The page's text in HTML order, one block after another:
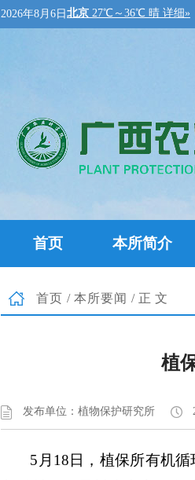
2026年8月6日
首页 本所简介
首页 / 本所要闻 /正文
植
发布单位：植物保护研究所
5月18日，植保所有机